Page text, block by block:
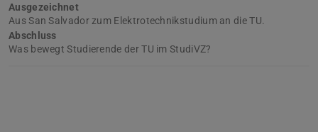
Ausgezeichnet
Aus San Salvador zum Elektrotechnikstudium an die TU.
Abschluss
Was bewegt Studierende der TU im StudiVZ?